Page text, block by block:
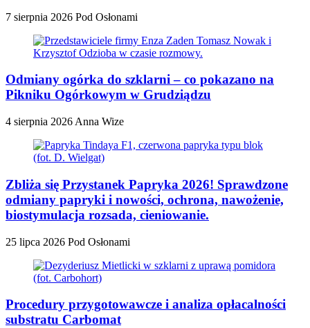
7 sierpnia 2026 Pod Osłonami
Odmiany ogórka do szklarni – co pokazano na
Pikniku Ogórkowym w Grudziądzu
4 sierpnia 2026 Anna Wize
Zbliża się Przystanek Papryka 2026! Sprawdzone
odmiany papryki i nowości, ochrona, nawożenie,
biostymulacja rozsada, cieniowanie.
25 lipca 2026 Pod Osłonami
Procedury przygotowawcze i analiza opłacalności
substratu Carbomat